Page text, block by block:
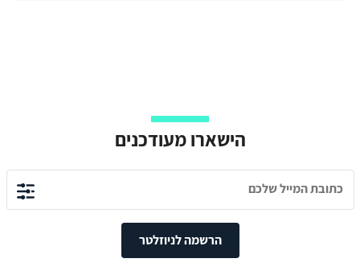
הישארו מעודכנים
הרשמה לניוזלטר